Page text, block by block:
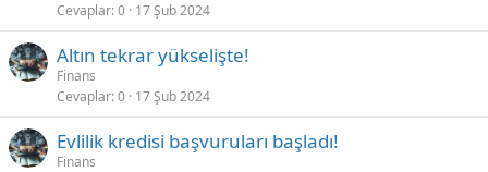
Cevaplar 0 17 Şub 2024
Altın tekrar yükselişte!
Finans
Cevaplar 0 17 Şub 2024
Evlilik kredisi başvuruları başladı!
Finans